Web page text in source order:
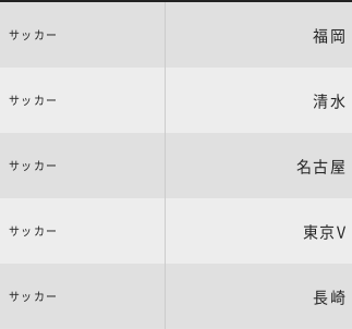
サッカー 福岡
サッカー 清水
サッカー 名古屋
サッカー 東京V
サッカー 長崎